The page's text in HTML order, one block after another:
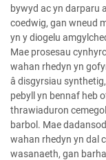
bywyd ac yn darparu
coedwig, gan wneud
yn y diogelu
Mae prosesau
wahan rhedyn yn
â disgyrsiau
pebyll yn bennaf heb
thrawiaduron
barbol. Mae
wahan rhedyn yn dal
wasanaeth, gan